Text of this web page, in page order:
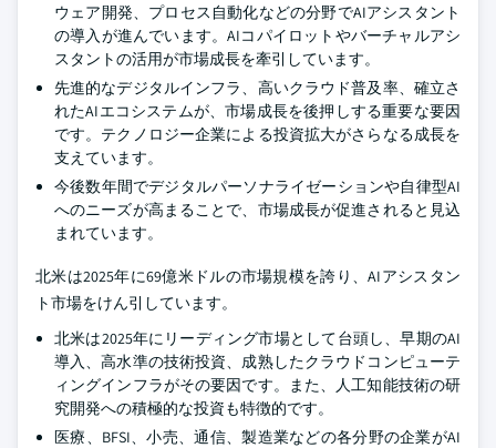
ウェア開発、プロセス自動化などの分野でAIアシスタント
の導入が進んでいます。AIコパイロットやバーチャルアシ
スタントの活用が市場成長を牽引しています。
先進的なデジタルインフラ、高いクラウド普及率、確立さ
れたAIエコシステムが、市場成長を後押しする重要な要因
です。テクノロジー企業による投資拡大がさらなる成長を
支えています。
今後数年間でデジタルパーソナライゼーションや自律型AI
へのニーズが高まることで、市場成長が促進されると見込
まれています。
北米は2025年に69億米ドルの市場規模を誇り、AIアシスタン
ト市場をけん引しています。
北米は2025年にリーディング市場として台頭し、早期のAI
導入、高水準の技術投資、成熟したクラウドコンピューテ
ィングインフラがその要因です。また、人工知能技術の研
究開発への積極的な投資も特徴的です。
医療、BFSI、小売、通信、製造業などの各分野の企業がAI